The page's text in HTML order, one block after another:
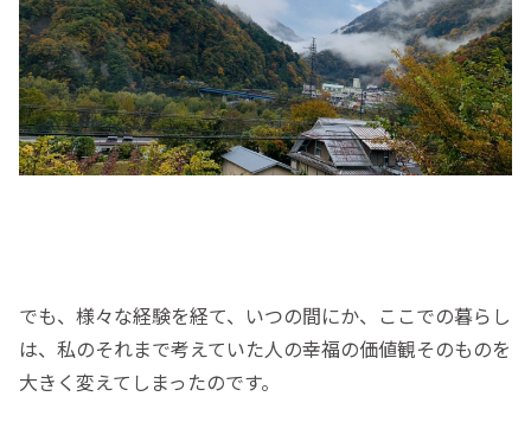
でも、様々な経験を経て、いつの間にか、ここでの暮らし
は、私のそれまで考えていた人の幸福の価値観そのものを
大きく変えてしまったのです。